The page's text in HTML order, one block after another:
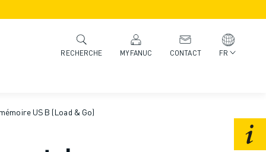
RECHERCHE MYFANUC CONTACT FR
USB (Load & Go)